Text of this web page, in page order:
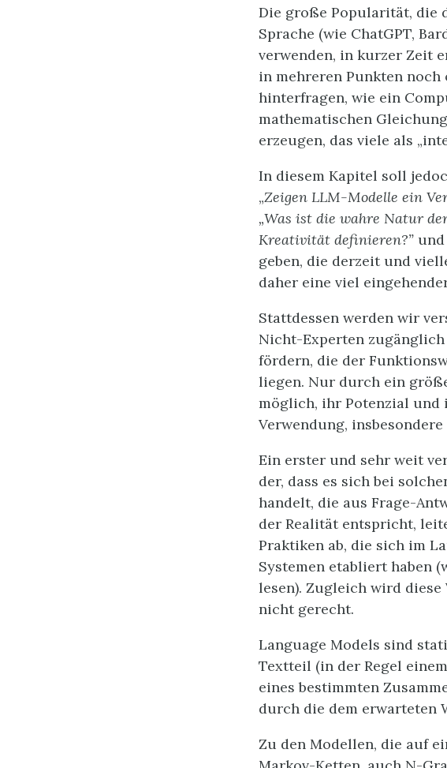
Die große Popularität, die
Sprache (wie ChatGPT,
verwenden, in kurzer Zeit
in mehreren Punkten
hinterfragen, wie ein
mathematischen
erzeugen, das viele als
In diesem Kapitel soll
„Zeigen LLM-Modelle ein
„Was ist die wahre Natur
Kreativität definieren?” und
geben, die derzeit und
daher eine viel
Stattdessen werden wir
Nicht-Experten
fördern, die der
liegen. Nur durch ein
möglich, ihr Potenzial und
Verwendung,
Ein erster und sehr weit
der, dass es sich bei
handelt, die aus Frage-
der Realität entspricht,
Praktiken ab, die sich im
Systemen etabliert haben
lesen). Zugleich wird
nicht gerecht.
Language Models sind
Textteil (in der Regel
eines bestimmten
durch die dem erwarteten
Zu den Modellen, die auf